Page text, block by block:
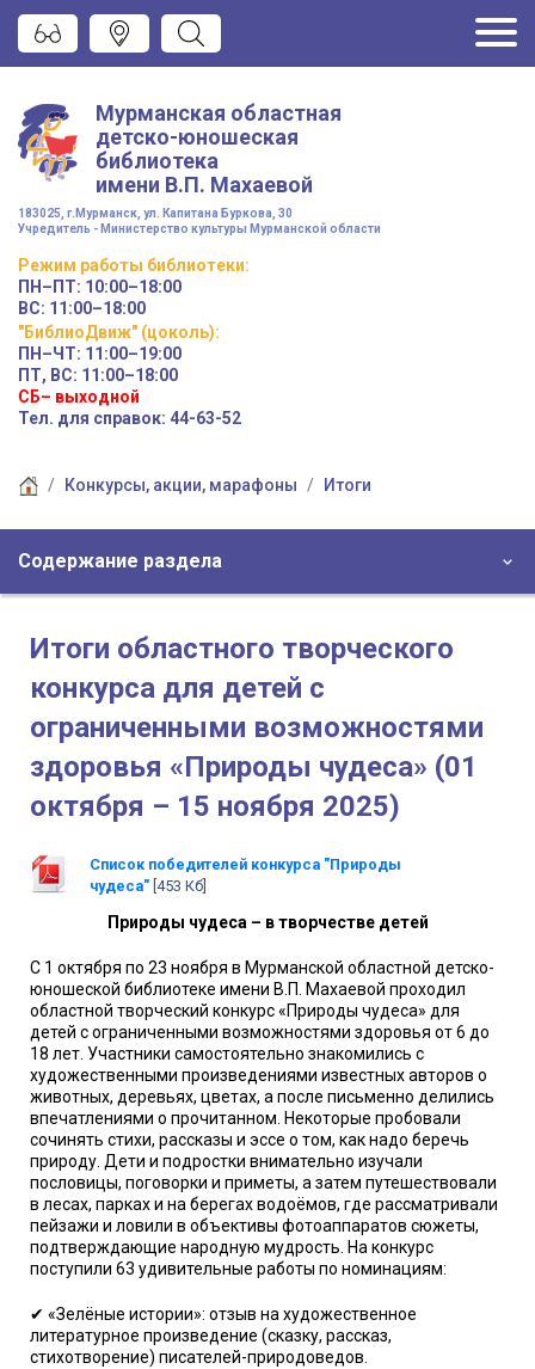
Мурманская областная
детско-юношеская
библиотека
имени В.П. Махаевой
183025, г.Мурманск, ул. Капитана Буркова, 30
Учредитель - Министерство культуры Мурманской области
Режим работы библиотеки:
ПН–ПТ: 10:00–18:00
ВС: 11:00–18:00
"БиблиоДвиж" (цоколь):
ПН–ЧТ: 11:00–19:00
ПТ, ВС: 11:00–18:00
СБ– выходной
Тел. для справок: 44-63-52
Конкурсы, акции, марафоны Итоги
Содержание раздела
Итоги областного творческого
конкурса для детей с
ограниченными возможностями
здоровья «Природы чудеса» (01
октября – 15 ноября 2025)
Список победителей конкурса "Природы
чудеса" [453 Кб]
Природы чудеса – в творчестве детей
С 1 октября по 23 ноября в Мурманской областной детско-
юношеской библиотеке имени В.П. Махаевой проходил
областной творческий конкурс «Природы чудеса» для
детей с ограниченными возможностями здоровья от 6 до
18 лет. Участники самостоятельно знакомились с
художественными произведениями известных авторов о
животных, деревьях, цветах, а после письменно делились
впечатлениями о прочитанном. Некоторые пробовали
сочинять стихи, рассказы и эссе о том, как надо беречь
природу. Дети и подростки внимательно изучали
пословицы, поговорки и приметы, а затем путешествовали
в лесах, парках и на берегах водоёмов, где рассматривали
пейзажи и ловили в объективы фотоаппаратов сюжеты,
подтверждающие народную мудрость. На конкурс
поступили 63 удивительные работы по номинациям:
✔ «Зелёные истории»: отзыв на художественное
литературное произведение (сказку, рассказ,
стихотворение) писателей-природоведов.